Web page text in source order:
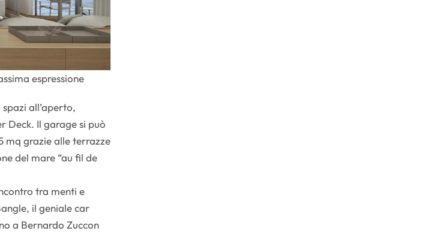
espressione
all’aperto,
Deck. Il garage si può
mq grazie alle terrazze
del mare “au fil de
tra menti e
il geniale car
a Bernardo Zuccon